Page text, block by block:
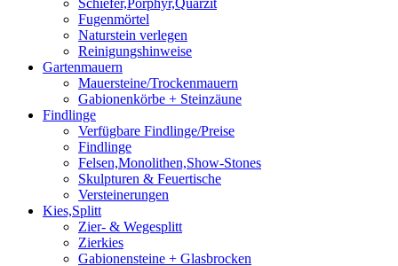
Schiefer,Porphyr,Quarzit
Fugenmörtel
Naturstein verlegen
Reinigungshinweise
Gartenmauern
Mauersteine/Trockenmauern
Gabionenkörbe + Steinzäune
Findlinge
Verfügbare Findlinge/Preise
Findlinge
Felsen,Monolithen,Show-Stones
Skulpturen & Feuertische
Versteinerungen
Kies,Splitt
Zier- & Wegesplitt
Zierkies
Gabionensteine + Glasbrocken